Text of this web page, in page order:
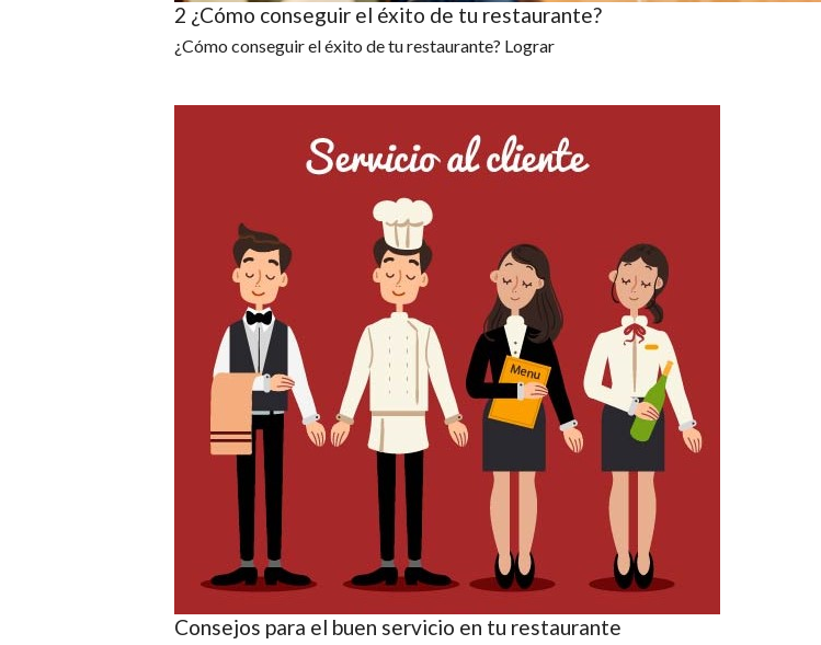
2 ¿Cómo conseguir el éxito de tu restaurante?
¿Cómo conseguir el éxito de tu restaurante? Lograr
Consejos para el buen servicio en tu restaurante